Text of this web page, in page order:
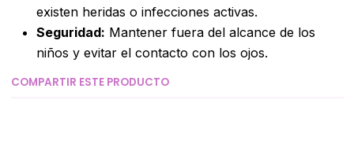
existen heridas o infecciones activas.
Seguridad: Mantener fuera del alcance de los
niños y evitar el contacto con los ojos.
COMPARTIR ESTE PRODUCTO